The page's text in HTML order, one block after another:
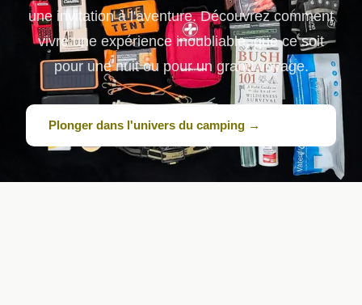
une invitation à l'aventure. Découvrez comment
vivre une expérience inoubliable, que ce soit
pour une nuit ou pour un grand voyage.
Plonger dans l'univers du camping →